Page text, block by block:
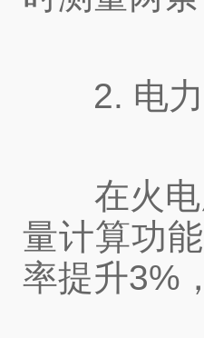
2. 电力
在火电厂
量计算功
率提升3%